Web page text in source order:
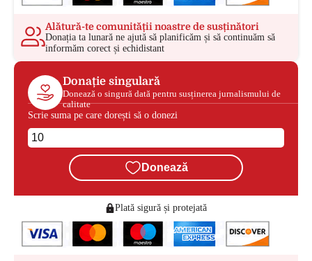
Alătură-te comunității noastre de susținători
Donația ta lunară ne ajută să planificăm și să continuăm să
informăm corect și echidistant
Donație singulară
Donează o singură dată pentru susținerea jurnalismului de
calitate
Scrie suma pe care dorești să o donezi
Donează
Plată sigură și protejată